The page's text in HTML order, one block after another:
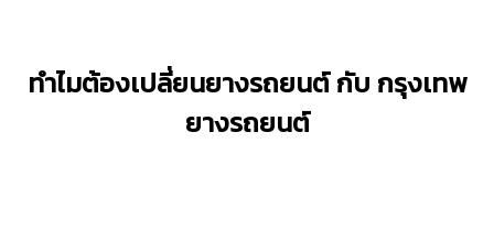
ทำไมต้องเปลี่ยนยางรถยนต์ กับ กรุงเทพ
ยางรถยนต์